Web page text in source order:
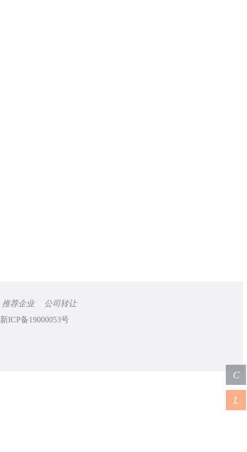
推荐企业
公司转让
ICP备19000053号
C
L